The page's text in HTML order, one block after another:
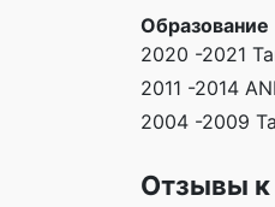
Образование
2020 -2021
2011 -2014
2004 -2009
Отзывы к